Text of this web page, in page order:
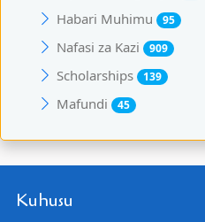
Habari Muhimu 95
Nafasi za Kazi 909
Scholarships 139
Mafundi 45
Kuhusu